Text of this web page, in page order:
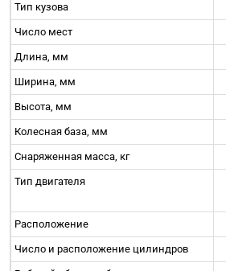
Тип кузова
Число мест
Длина, мм
Ширина, мм
Высота, мм
Колесная база, мм
Снаряженная масса, кг
Тип двигателя
Расположение
Число и расположение цилиндров